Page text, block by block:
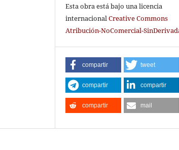
Esta obra está bajo una licencia
internacionalCreative Commons
Atribución-NoComercial-
compartir tweet
compartir compartir
compartir mail